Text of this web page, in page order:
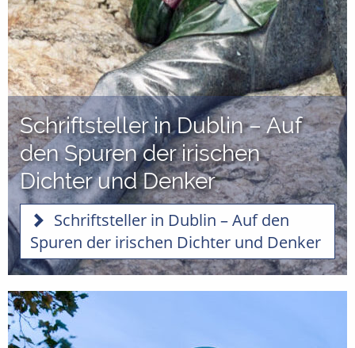
Schriftsteller in Dublin – Auf
den Spuren der irischen
Dichter und Denker
Schriftsteller in Dublin – Auf den
Spuren der irischen Dichter und Denker